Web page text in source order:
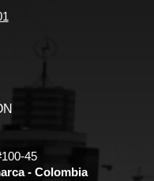
45
- Colombia